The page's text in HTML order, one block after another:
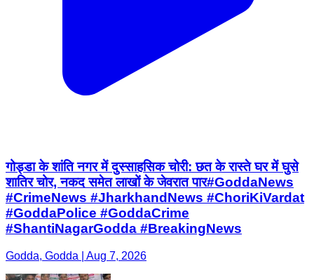
गोड्डा के शांति नगर में दुस्साहसिक चोरी: छत के रास्ते घर में घुसे
शातिर चोर, नकद समेत लाखों के जेवरात पार ​#GoddaNews
#CrimeNews #JharkhandNews #ChoriKiVardat
#GoddaPolice #GoddaCrime
#ShantiNagarGodda #BreakingNews
Godda, Godda | Aug 7, 2026